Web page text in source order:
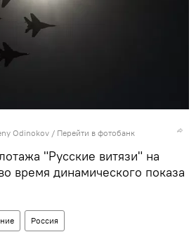
Odinokov / Перейти в фотобанк
"Русские витязи" на
время динамического показа
Россия